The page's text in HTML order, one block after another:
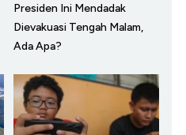
Presiden Ini Mendadak
Dievakuasi Tengah Malam,
Ada Apa?